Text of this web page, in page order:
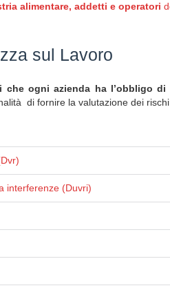
alimentare, addetti e operatori
sul Lavoro
che ogni azienda ha l’obbligo di
di fornire la valutazione dei rischi
interferenze (Duvri)